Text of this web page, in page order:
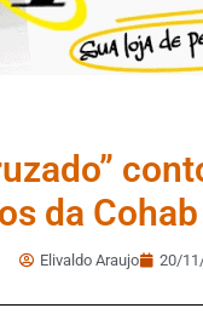
da
Elivaldo Araujo 20/